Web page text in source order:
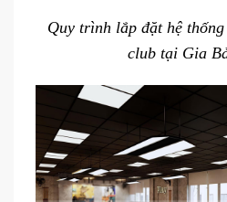
Quy trình lắp đặt hệ
club tại Gia